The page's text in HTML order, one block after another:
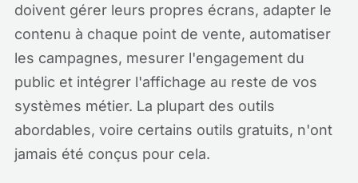
doivent gérer leurs propres écrans, adapter le
contenu à chaque point de vente, automatiser
les campagnes, mesurer l'engagement du
public et intégrer l'affichage au reste de vos
systèmes métier. La plupart des outils
abordables, voire certains outils gratuits, n'ont
jamais été conçus pour cela.